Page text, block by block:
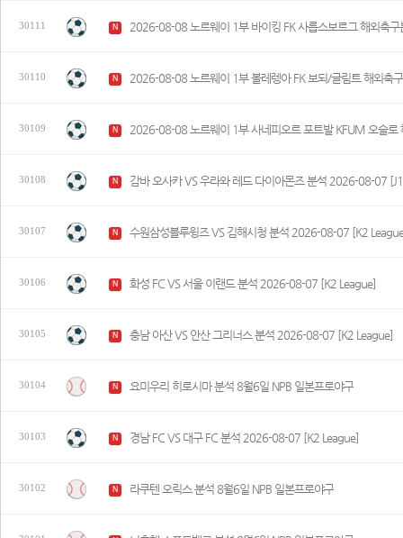
30111 N 2026-08-08 노르웨이 1부 바이킹 FK 사릅스보르그 해외축구
30110 N 2026-08-08 노르웨이 1부 볼레렝아 FK 보되/글림트 해외축
30109 N 2026-08-08 노르웨이 1부 사네피오르 포트발 KFUM 오슬로
30108 N 감바 오사카 VS 우라와 레드 다이아몬즈 분석 2026-08-07
30107 N 수원삼성블루윙즈 VS 김해시청 분석 2026-08-07 [K2
30106 N 화성 FC VS 서울 이랜드 분석 2026-08-07 [K2 League]
30105 N 충남 아산 VS 안산 그리너스 분석 2026-08-07 [K2 League]
30104 N 요미우리 히로시마 분석 8월6일 NPB 일본프로야구
30103 N 경남 FC VS 대구 FC 분석 2026-08-07 [K2 League]
30102 N 라쿠텐 오릭스 분석 8월6일 NPB 일본프로야구